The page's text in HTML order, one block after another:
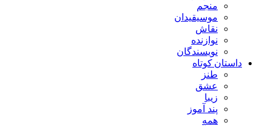
منجم
موسیقیدان
نقاش
نوازنده
نویسندگان
داستان کوتاه
طنز
عشق
زیبا
پند آموز
همه